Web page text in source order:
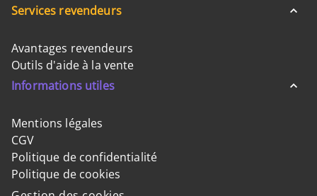
Services revendeurs
Avantages revendeurs
Outils d'aide à la vente
Informations utiles
Mentions légales
CGV
Politique de confidentialité
Politique de cookies